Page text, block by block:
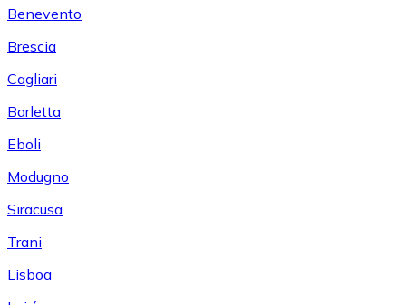
Benevento
Brescia
Cagliari
Barletta
Eboli
Modugno
Siracusa
Trani
Lisboa